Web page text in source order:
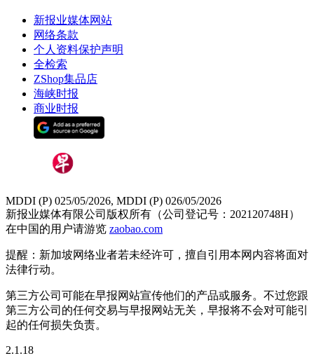
新报业媒体网站
网络条款
个人资料保护声明
全检索
ZShop集品店
海峡时报
商业时报
MDDI (P) 025/05/2026, MDDI (P) 026/05/2026
新报业媒体有限公司版权所有（公司登记号：202120748H）
在中国的用户请游览 zaobao.com
提醒：新加坡网络业者若未经许可，擅自引用本网内容将面对
法律行动。
第三方公司可能在早报网站宣传他们的产品或服务。不过您跟
第三方公司的任何交易与早报网站无关，早报将不会对可能引
起的任何损失负责。
2.1.18